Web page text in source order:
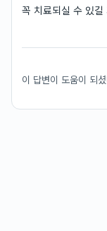
꼭 치료되실 수 있길
이 답변이 도움이 되